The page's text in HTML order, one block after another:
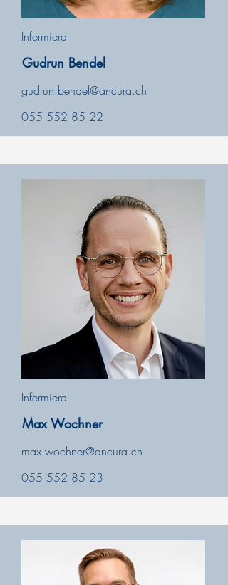
Infermiera
Gudrun Bendel
gudrun.bendel@ancura.ch
055 552 85 22
Infermiera
Max Wochner
max.wochner@ancura.ch
055 552 85 23